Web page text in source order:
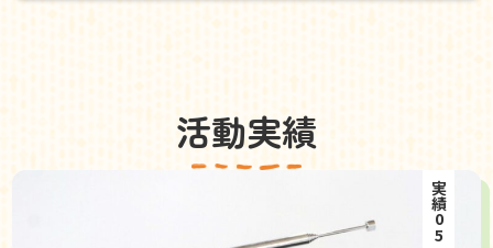
活動実績
実績05